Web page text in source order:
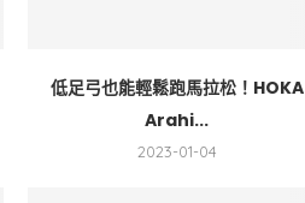
低足弓也能輕鬆跑馬拉松！HOKA
Arahi...
2023-01-04